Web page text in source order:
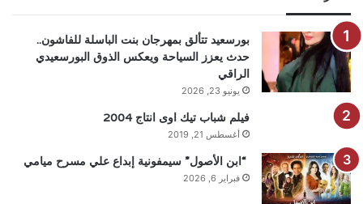
بورسعيد تتألق بمهرجان بنت الباسلة للفاشون..
حدث يعزز السياحة ويعكس الذوق البورسعيدي
الراقي
يونيو 23, 2026
فيلم شباب تيك اوى انتاج 2004
أغسطس 21, 2019
“ابن الأصول” سيمفونية إبداع علي مسرح ميامي
فبراير 6, 2026